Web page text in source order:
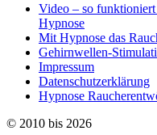
Video – so
Hypnose
Mit Hypnose das
Gehirnwellen-
Impressum
Datenschutzerklärung
Hypnose
© 2010 bis 2026